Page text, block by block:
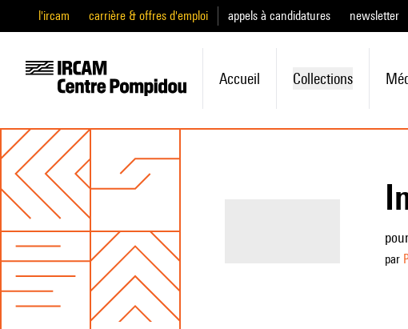
l'ircam carrière & offres d'emploi appels à candidatures newsletter
Accueil Collections
par